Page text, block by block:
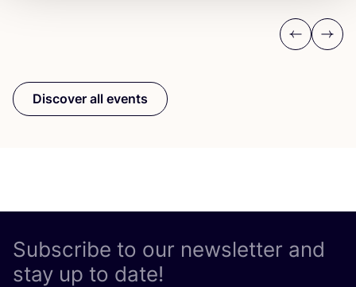
Previous
Next
Discover all events
Subscribe to our newsletter and
stay up to date!